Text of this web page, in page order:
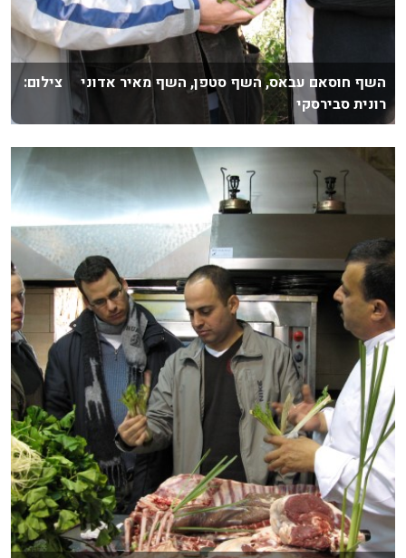
השף חוסאם עבאס, השף סטפן, השף מאיר אדוני צילום:
רונית סבירסקי